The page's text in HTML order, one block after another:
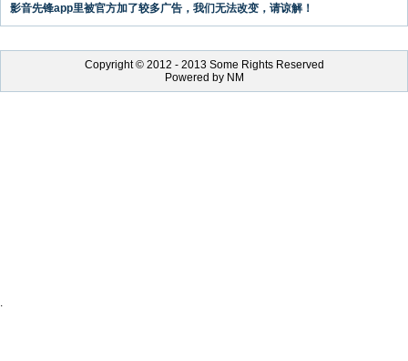
影音先锋app里被官方加了较多广告，我们无法改变，请谅解！
Copyright © 2012 - 2013 Some Rights Reserved
Powered by NM
.